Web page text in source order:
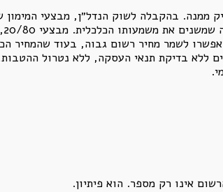
בהקבלה לשוק הנדל״ן, מבצעי המימון
לשמר מחיר רשום גבוה, בעוד שהמחיר
ללא בדיקת תנאי העסקה, ללא נטרול
אינו רק מספר. הוא פיתיון.